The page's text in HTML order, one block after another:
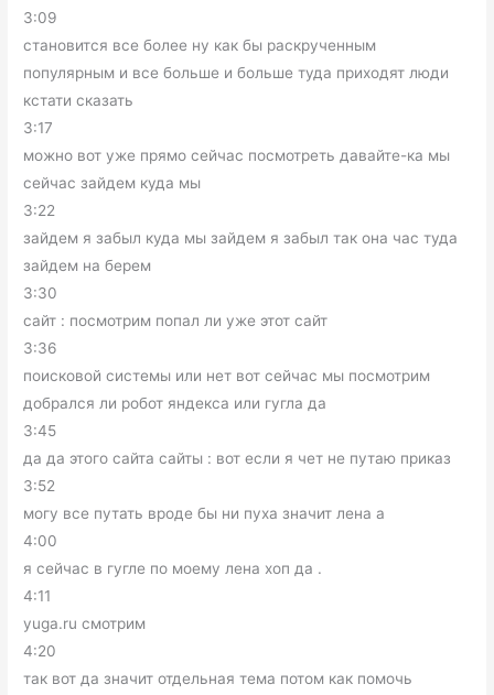
3:09
становится все более ну как бы раскрученным
популярным и все больше и больше туда приходят люди
кстати сказать
3:17
можно вот уже прямо сейчас посмотреть давайте-ка мы
сейчас зайдем куда мы
3:22
зайдем я забыл куда мы зайдем я забыл так она час туда
зайдем на берем
3:30
сайт : посмотрим попал ли уже этот сайт
3:36
поисковой системы или нет вот сейчас мы посмотрим
добрался ли робот яндекса или гугла да
3:45
да да этого сайта сайты : вот если я чет не путаю приказ
3:52
могу все путать вроде бы ни пуха значит лена а
4:00
я сейчас в гугле по моему лена хоп да .
4:11
yuga.ru смотрим
4:20
так вот да значит отдельная тема потом как помочь